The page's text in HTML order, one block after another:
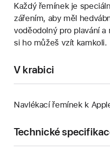
Každý řemínek je
zářením, aby měl
voděodolný pro plavání
si ho můžeš vzít kamkoli.
V krabici
Navlékací řemínek k
Technické